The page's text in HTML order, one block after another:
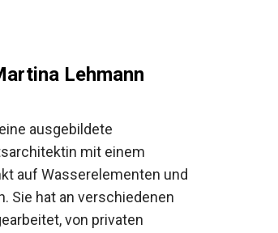
Lehmann
ausgebildete
mit einem
auf Wasserelementen und
Sie hat an verschiedenen
von privaten